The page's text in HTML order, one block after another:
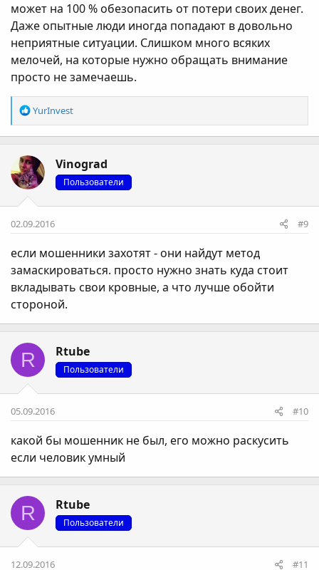
может на 100 % обезопасить от потери своих денег.
Даже опытные люди иногда попадают в довольно
неприятные ситуации. Слишком много всяких
мелочей, на которые нужно обращать внимание
просто не замечаешь.
Р
е
а
ц
і
ї
YurInvest
Vinograd
Пользователи
02.09.2016 #9
если мошенники захотят - они найдут метод
замаскироваться. просто нужно знать куда стоит
вкладывать свои кровные, а что лучше обойти
стороной.
R Rtube
Пользователи
05.09.2016 #10
какой бы мошенник не был, его можно раскусить
если человик умный
R Rtube
Пользователи
12.09.2016 #11